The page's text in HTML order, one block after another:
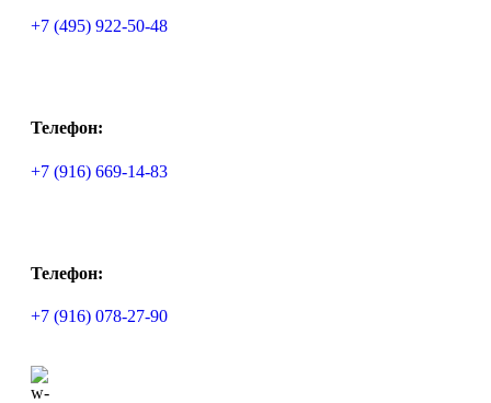
+7 (495) 922-50-48
Телефон:
+7 (916) 669-14-83
Телефон:
+7 (916) 078-27-90